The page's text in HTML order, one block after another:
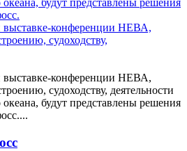
конференции НЕВА,
судоходству,
конференции НЕВА,
судоходству, деятельности
будут представлены решения